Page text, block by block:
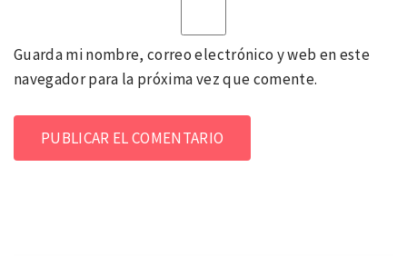
Guarda mi nombre, correo electrónico y web en este
navegador para la próxima vez que comente.